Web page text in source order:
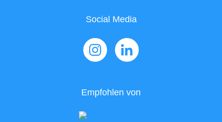
Social Media
Empfohlen von